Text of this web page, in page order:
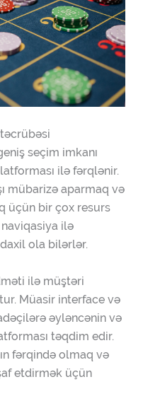
seçim imkanı
ilə fərqlənir.
mübarizə aparmaq və
üçün bir çox resurs
ilə
ola bilərlər.
ilə müştəri
Müasir interface və
əyləncənin və
təqdim edir.
fərqində olmaq və
etdirmək üçün